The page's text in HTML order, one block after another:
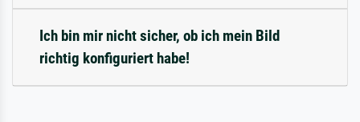
Ich bin mir nicht sicher, ob ich mein Bild
richtig konfiguriert habe!